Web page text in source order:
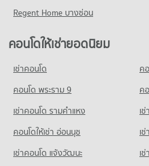
คอนโด แม็คโคร นครอินทร์
คอนโดให้เช่า แม็คโคร นครอินทร์
มีคอนโดให้เช่า 6,052 ประกาศ
มีคอนโดขาย 3,728 ประกาศ
คอนโด โฮมโปร ชัยพฤกษ์
552 โครงการ
คอนโดให้เช่า โฮมโปร ชัยพฤกษ์
มีคอนโดให้เช่า 2,171 ประกาศ
ขายคอนโด กระทรวงพาณิชย์ นนทบุรี
มีคอนโดขาย 943 ประกาศ
คอนโดให้เช่า รพ.ศูนย์การแพทย์รัตนาธิเบศ
มีคอนโดให้เช่า 2,708 ประกาศ
ขายคอนโด รพ.ศูนย์การแพทย์รัตนาธิเบศร์
มีคอนโดขาย 1,463 ประกาศ
Regent Home บางซ่อน
คอนโดให้เช่ายอดนิยม
เช่าคอนโด
ค
คอนโด พระราม 9
ค
เช่าคอนโด รามคําแหง
เ
คอนโดให้เช่า อ่อนนุช
เ
เช่าคอนโด แจ้งวัฒนะ
เ